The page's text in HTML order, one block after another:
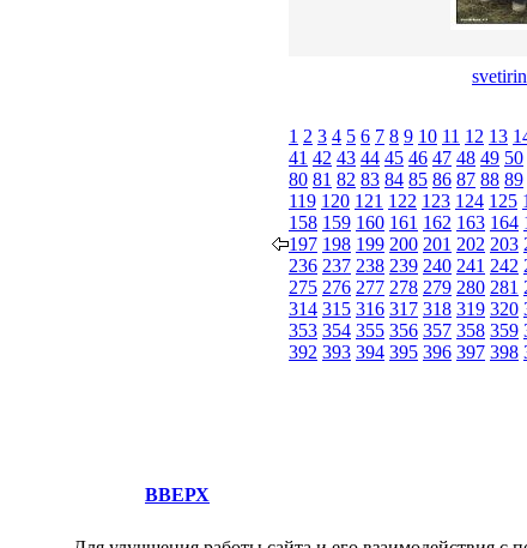
1 2 3 4 5 6 7 8 9 10 11 12 13
41 42 43 44 45 46 47 48 49 50
80 81 82 83 84 85 86 87 88 89
119 120 121 122 123 124 125
158 159 160 161 162 163 164
197 198 199 200 201 202 203
236 237 238 239 240 241 242
275 276 277 278 279 280 281
314 315 316 317 318 319 320
353 354 355 356 357 358 359
392 393 394 395 396 397 398
ВВЕРХ